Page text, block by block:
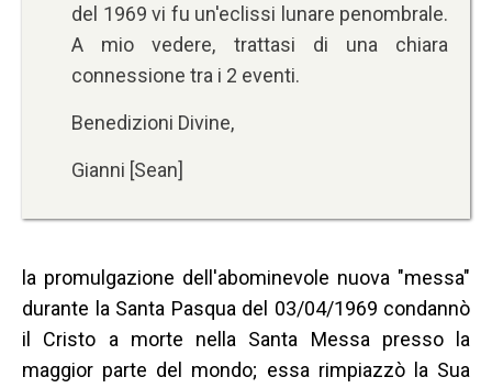
del 1969 vi fu un'eclissi lunare penombrale.
A mio vedere, trattasi di una chiara
connessione tra i 2 eventi.
Benedizioni Divine,
Gianni [Sean]
la promulgazione dell'abominevole nuova "messa"
durante la Santa Pasqua del 03/04/1969 condannò
il Cristo a morte nella Santa Messa presso la
maggior parte del mondo; essa rimpiazzò la Sua